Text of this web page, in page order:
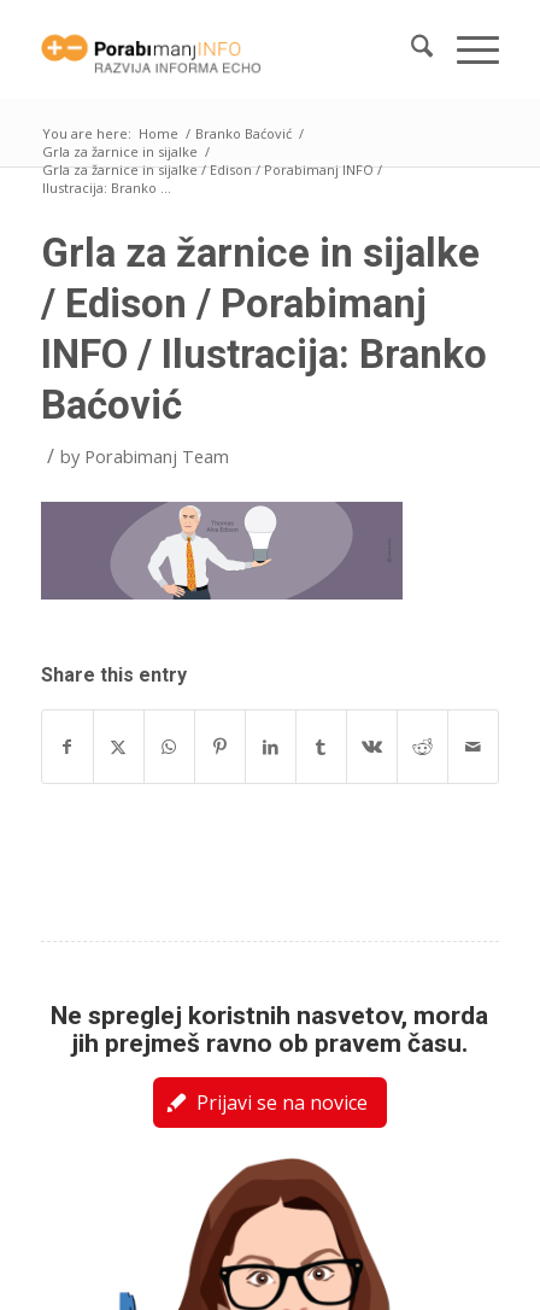
You are here: Home / Branko Baćović /
Grla za žarnice in sijalke /
Grla za žarnice in sijalke / Edison / Porabimanj INFO /
Ilustracija: Branko ...
Grla za žarnice in sijalke
/ Edison / Porabimanj
INFO / Ilustracija: Branko
Baćović
/ by Porabimanj Team
Share this entry
Ne spreglej koristnih nasvetov, morda
jih prejmeš ravno ob pravem času.
Prijavi se na novice